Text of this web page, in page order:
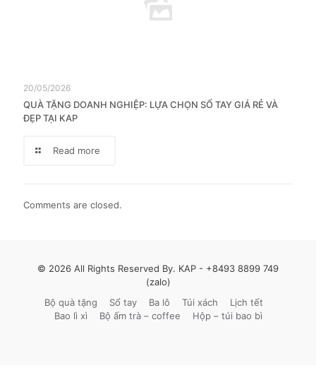
20/05/2026
QUÀ TẶNG DOANH NGHIỆP: LỰA CHỌN SỔ TAY GIÁ RẺ VÀ
ĐẸP TẠI KAP
Read more
Comments are closed.
© 2026 All Rights Reserved By. KAP - +8493 8899 749
(zalo)
Bộ quà tặng
Sổ tay Ba lô Túi xách
Lịch tết
Bao lì xì
Bộ ấm trà – coffee Hộp – túi bao bì